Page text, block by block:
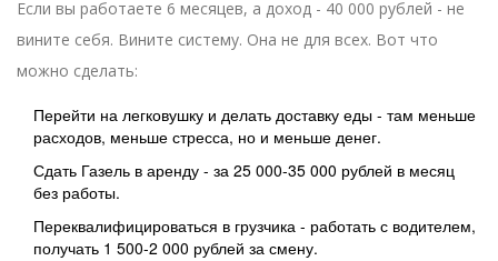
Если вы работаете 6 месяцев, а доход - 40 000 рублей - не
вините себя. Вините систему. Она не для всех. Вот что
можно сделать:
Перейти на легковушку и делать доставку еды - там меньше
расходов, меньше стресса, но и меньше денег.
Сдать Газель в аренду - за 25 000-35 000 рублей в месяц
без работы.
Переквалифицироваться в грузчика - работать с водителем,
получать 1 500-2 000 рублей за смену.